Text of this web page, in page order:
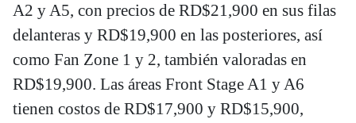
A2 y A5, con precios de RD$21,900 en sus filas
delanteras y RD$19,900 en las posteriores, así
como Fan Zone 1 y 2, también valoradas en
RD$19,900. Las áreas Front Stage A1 y A6
tienen costos de RD$17,900 y RD$15,900,